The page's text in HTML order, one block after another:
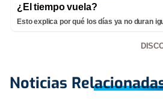
¿El tiempo vuela?
Esto explica por qué los días ya no duran
Noticias